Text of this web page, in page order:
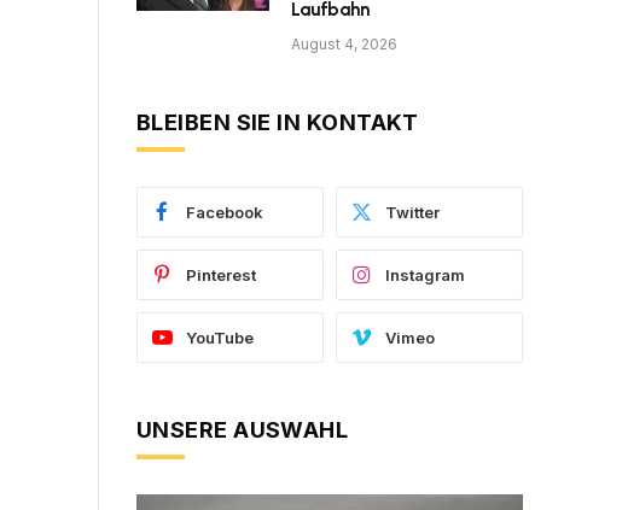
Laufbahn
August 4, 2026
BLEIBEN SIE IN KONTAKT
Facebook Twitter
Pinterest Instagram
YouTube Vimeo
UNSERE AUSWAHL